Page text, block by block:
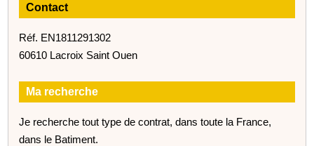
Contact
Réf. EN1811291302
60610 Lacroix Saint Ouen
Ma recherche
Je recherche tout type de contrat, dans toute la France,
dans le Batiment.